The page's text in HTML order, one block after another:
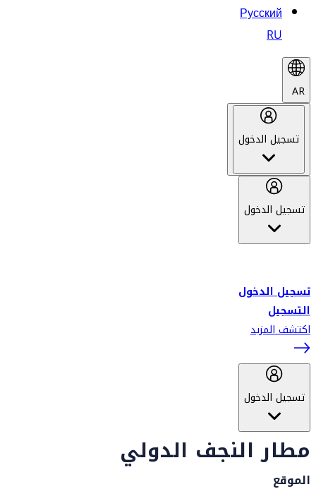
Русский
RU
AR
تسجيل الدخول
تسجيل الدخول
تسجيل الدخول
التسجيل
اكتشف المزيد
تسجيل الدخول
مطار النجف الدولي
الموقع